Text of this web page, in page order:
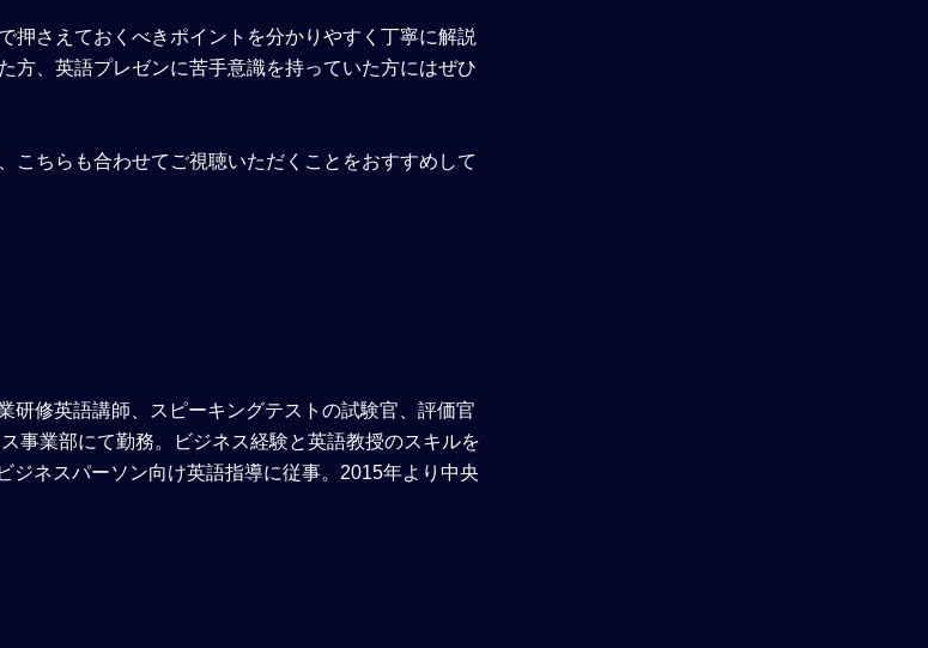
押さえておくべきポイントを分かりやすく丁寧に解説
方、英語プレゼンに苦手意識を持っていた方にはぜひ
こちらも合わせてご視聴いただくことをおすすめして
研修英語講師、スピーキングテストの試験官、評価官
事業部にて勤務。ビジネス経験と英語教授のスキルを
ネスパーソン向け英語指導に従事。2015年より中央